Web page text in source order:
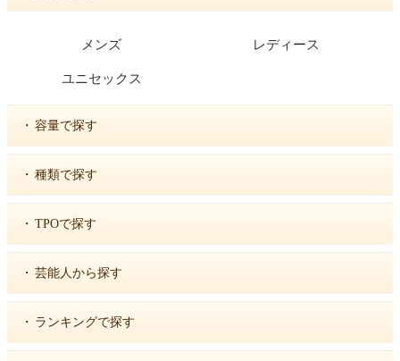
メンズ レディース
ユニセックス
・ 容量で探す
・ 種類で探す
・ TPOで探す
・ 芸能人から探す
・ ランキングで探す